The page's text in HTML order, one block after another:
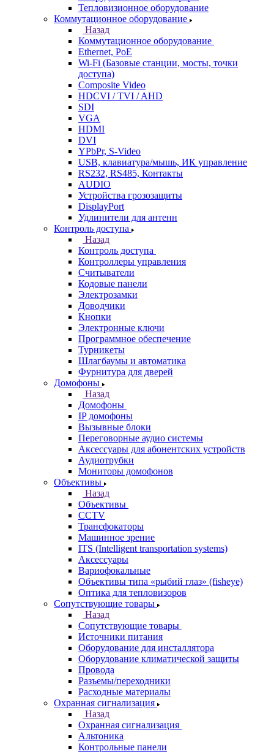
Тепловизионное оборудование
Коммутационное оборудование
Назад
Коммутационное оборудование
Ethernet, PoE
Wi-Fi (Базовые станции, мосты, точки
доступа)
Composite Video
HDCVI / TVI / AHD
SDI
VGA
HDMI
DVI
YPbPr, S-Video
USB, клавиатура/мышь, ИК управление
RS232, RS485, Контакты
AUDIO
Устройства грозозащиты
DisplayPort
Удлинители для антенн
Контроль доступа
Назад
Контроль доступа
Контроллеры управления
Считыватели
Кодовые панели
Электрозамки
Доводчики
Кнопки
Электронные ключи
Программное обеспечение
Турникеты
Шлагбаумы и автоматика
Фурнитура для дверей
Домофоны
Назад
Домофоны
IP домофоны
Вызывные блоки
Переговорные аудио системы
Аксессуары для абонентских устройств
Аудиотрубки
Мониторы домофонов
Объективы
Назад
Объективы
CCTV
Трансфокаторы
Машинное зрение
ITS (Intelligent transportation systems)
Аксессуары
Вариофокальные
Объективы типа «рыбий глаз» (fisheye)
Оптика для тепловизоров
Сопутствующие товары
Назад
Сопутствующие товары
Источники питания
Оборудование для инсталлятора
Оборудование климатической защиты
Провода
Разъемы/переходники
Расходные материалы
Охранная сигнализация
Назад
Охранная сигнализация
Альтоника
Контрольные панели